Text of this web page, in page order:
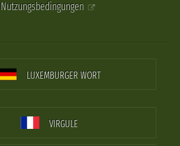
Nutzungsbedingungen
LUXEMBURGER WORT
VIRGULE